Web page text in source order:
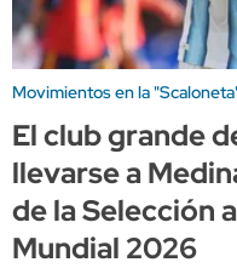
Movimientos en la
El club grande
llevarse a
de la Selección
Mundial 2026